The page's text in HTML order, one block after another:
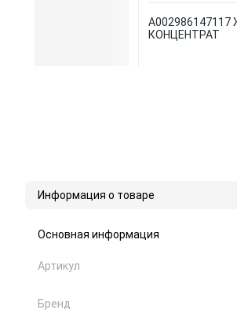
КОНЦЕНТРАТ
Информация о товаре
Основная информация
Артикул
Бренд